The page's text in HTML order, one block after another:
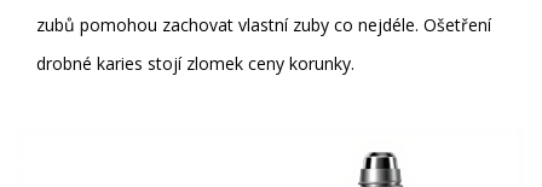
zubů pomohou zachovat vlastní zuby co nejdéle. Ošetření
drobné karies stojí zlomek ceny korunky.